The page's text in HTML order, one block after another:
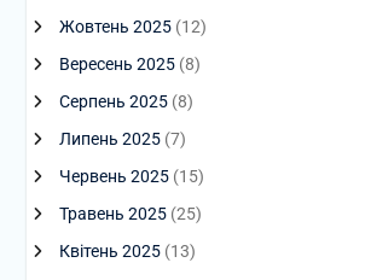
Жовтень 2025(12)
Вересень 2025(8)
Серпень 2025(8)
Липень 2025(7)
Червень 2025(15)
Травень 2025(25)
Квітень 2025(13)